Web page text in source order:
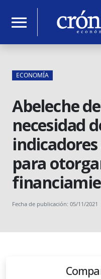
menu
ECONOMÍA
Abeleche
necesidad
para
Fecha de publicación: 05/11/2021